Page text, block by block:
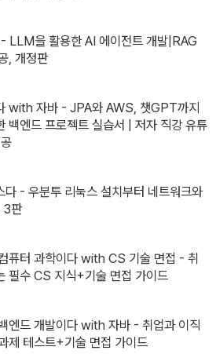
LLM을 활용한 AI 에이전트 개발|RAG
, 개정판
with 자바 - JPA와 AWS, 챗GPT까지
백엔드 프로젝트 실습서 | 저자 직강 유튜
다 - 우분투 리눅스 설치부터 네트워크와
3판
퓨터 과학이다 with CS 기술 면접 - 취
필수 CS 지식+기술 면접 가이드
엔드 개발이다 with 자바 - 취업과 이직
제 테스트+기술 면접 가이드